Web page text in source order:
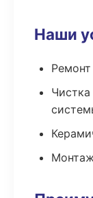
Наши